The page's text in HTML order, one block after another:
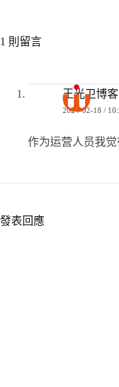
1 則留言
王光卫博客
2024-02-18 /
作为运营人员我
發表回應